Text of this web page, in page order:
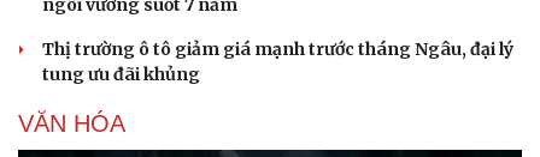
ngôi vương suốt 7 năm
Thị trường ô tô giảm giá mạnh trước tháng Ngâu, đại lý
tung ưu đãi khủng
VĂN HÓA